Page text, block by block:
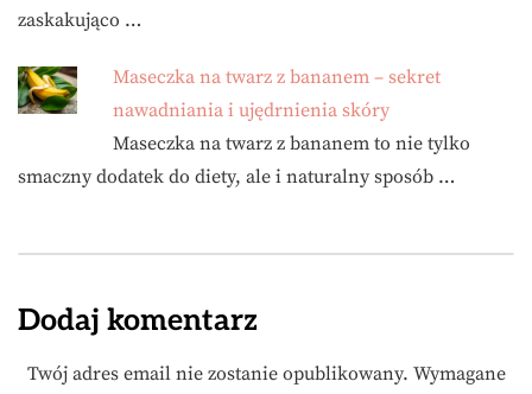
zaskakująco …
Maseczka na twarz z bananem – sekret
nawadniania i ujędrnienia skóry
Maseczka na twarz z bananem to nie tylko
smaczny dodatek do diety, ale i naturalny sposób …
Dodaj komentarz
Twój adres email nie zostanie opublikowany. Wymagane